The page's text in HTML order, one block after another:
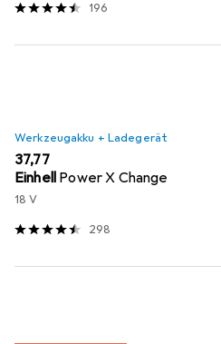
196
Werkzeugakku + Ladegerät
EUR
37,77
Einhell Power X Change
18 V
298